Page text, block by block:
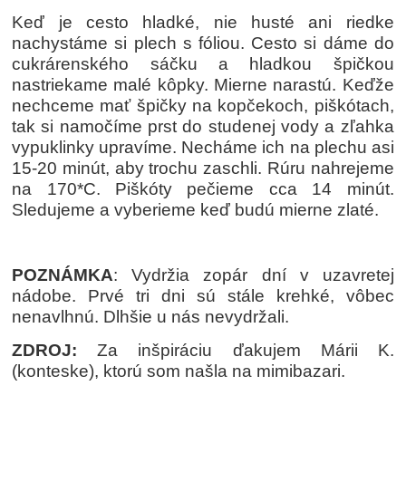
Keď je cesto hladké, nie husté ani riedke
nachystáme si plech s fóliou. Cesto si dáme do
cukrárenského sáčku a hladkou špičkou
nastriekame malé kôpky. Mierne narastú. Keďže
nechceme mať špičky na kopčekoch, piškótach,
tak si namočíme prst do studenej vody a zľahka
vypuklinky upravíme. Necháme ich na plechu asi
15-20 minút, aby trochu zaschli. Rúru nahrejeme
na 170*C. Piškóty pečieme cca 14 minút.
Sledujeme a vyberieme keď budú mierne zlaté.
POZNÁMKA: Vydržia zopár dní v uzavretej
nádobe. Prvé tri dni sú stále krehké, vôbec
nenavlhnú. Dlhšie u nás nevydržali.
ZDROJ: Za inšpiráciu ďakujem Márii K.
(konteske), ktorú som našla na mimibazari.